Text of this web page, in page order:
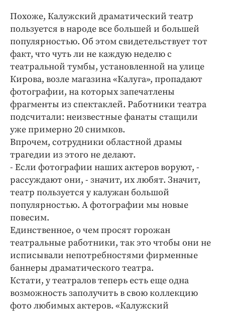
Происшествия
Спорт
Экономика и бизнес
ПРОЕКТЫ
Блоги
Издания
Медиаперсона
Интересное чтиво
Клиника года
Бренд года
Работодатель года
Похоже, Калужский драматический театр
пользуется в народе все большей и большей
популярностью. Об этом свидетельствует тот
факт, что чуть ли не каждую неделю с
театральной тумбы, установленной на улице
Кирова, возле магазина «Калуга», пропадают
фотографии, на которых запечатлены
фрагменты из спектаклей. Работники театра
подсчитали: неизвестные фанаты стащили
уже примерно 20 снимков.
Впрочем, сотрудники областной драмы
трагедии из этого не делают.
- Если фотографии наших актеров воруют, -
рассуждают они, - значит, их любят. Значит,
театр пользуется у калужан большой
популярностью. А фотографии мы новые
повесим.
Единственное, о чем просят горожан
театральные работники, так это чтобы они не
исписывали непотребностями фирменные
баннеры драматического театра.
Кстати, у театралов теперь есть еще одна
возможность заполучить в свою коллекцию
фото любимых актеров. «Калужский